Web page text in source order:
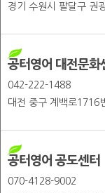
경기 수원시 팔달구 권
공터영어 대전문화
042-222-1488
대전 중구 계백로1716
공터영어 공도센터
070-4128-9002